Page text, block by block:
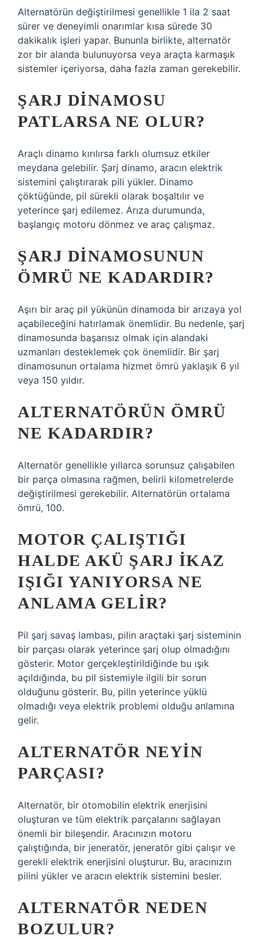
Alternatörün değiştirilmesi genellikle 1 ila 2 saat
sürer ve deneyimli onarımlar kısa sürede 30
dakikalık işleri yapar. Bununla birlikte, alternatör
zor bir alanda bulunuyorsa veya araçta karmaşık
sistemler içeriyorsa, daha fazla zaman gerekebilir.
ŞARJ DINAMOSU
PATLARSA NE OLUR?
Araçlı dinamo kırılırsa farklı olumsuz etkiler
meydana gelebilir. Şarj dinamo, aracın elektrik
sistemini çalıştırarak pili yükler. Dinamo
çöktüğünde, pil sürekli olarak boşaltılır ve
yeterince şarj edilemez. Arıza durumunda,
başlangıç ​​motoru dönmez ve araç çalışmaz.
ŞARJ DINAMOSUNUN
ÖMRÜ NE KADARDIR?
Aşırı bir araç pil yükünün dinamoda bir arızaya yol
açabileceğini hatırlamak önemlidir. Bu nedenle, şarj
dinamosunda başarısız olmak için alandaki
uzmanları desteklemek çok önemlidir. Bir şarj
dinamosunun ortalama hizmet ömrü yaklaşık 6 yıl
veya 150 yıldır.
ALTERNATÖRÜN ÖMRÜ
NE KADARDIR?
Alternatör genellikle yıllarca sorunsuz çalışabilen
bir parça olmasına rağmen, belirli kilometrelerde
değiştirilmesi gerekebilir. Alternatörün ortalama
ömrü, 100.
MOTOR ÇALIŞTIĞI
HALDE AKÜ ŞARJ IKAZ
IŞIĞI YANIYORSA NE
ANLAMA GELIR?
Pil şarj savaş lambası, pilin araçtaki şarj sisteminin
bir parçası olarak yeterince şarj olup olmadığını
gösterir. Motor gerçekleştirildiğinde bu ışık
açıldığında, bu pil sistemiyle ilgili bir sorun
olduğunu gösterir. Bu, pilin yeterince yüklü
olmadığı veya elektrik problemi olduğu anlamına
gelir.
ALTERNATÖR NEYIN
PARÇASI?
Alternatör, bir otomobilin elektrik enerjisini
oluşturan ve tüm elektrik parçalarını sağlayan
önemli bir bileşendir. Aracınızın motoru
çalıştığında, bir jeneratör, jeneratör gibi çalışır ve
gerekli elektrik enerjisini oluşturur. Bu, aracınızın
pilini yükler ve aracın elektrik sistemini besler.
ALTERNATÖR NEDEN
BOZULUR?